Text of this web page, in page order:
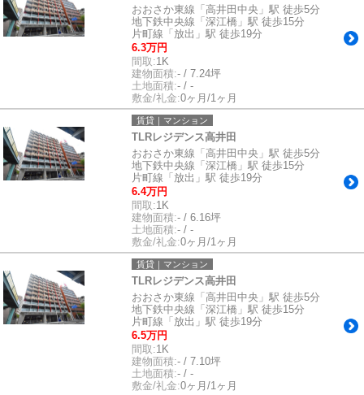
おおさか東線「高井田中央」駅 徒歩5分
地下鉄中央線「深江橋」駅 徒歩15分
片町線「放出」駅 徒歩19分
6.3万円
間取:1K
建物面積:- / 7.24坪
土地面積:- / -
敷金/礼金:0ヶ月/1ヶ月
賃貸｜マンション
TLRレジデンス高井田
おおさか東線「高井田中央」駅 徒歩5分
地下鉄中央線「深江橋」駅 徒歩15分
片町線「放出」駅 徒歩19分
6.4万円
間取:1K
建物面積:- / 6.16坪
土地面積:- / -
敷金/礼金:0ヶ月/1ヶ月
賃貸｜マンション
TLRレジデンス高井田
おおさか東線「高井田中央」駅 徒歩5分
地下鉄中央線「深江橋」駅 徒歩15分
片町線「放出」駅 徒歩19分
6.5万円
間取:1K
建物面積:- / 7.10坪
土地面積:- / -
敷金/礼金:0ヶ月/1ヶ月